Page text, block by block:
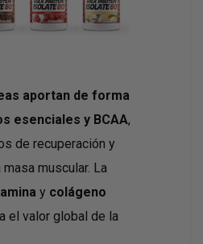
aportan de forma
esenciales y BCAA,
de recuperación y
muscular. La
y colágeno
el valor global de la